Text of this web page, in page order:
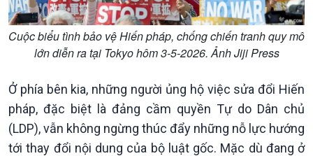
Nam
Cuộc biểu tình bảo vệ Hiến pháp, chống chiến tranh quy mô
lớn diễn ra tại Tokyo hôm 3-5-2026. Ảnh Jiji Press
Ở phía bên kia, những người ủng hộ việc sửa đổi Hiến
pháp, đặc biệt là đảng cầm quyền Tự do Dân chủ
(LDP), vẫn không ngừng thúc đẩy những nỗ lực hướng
tới thay đổi nội dung của bộ luật gốc. Mặc dù đang ở